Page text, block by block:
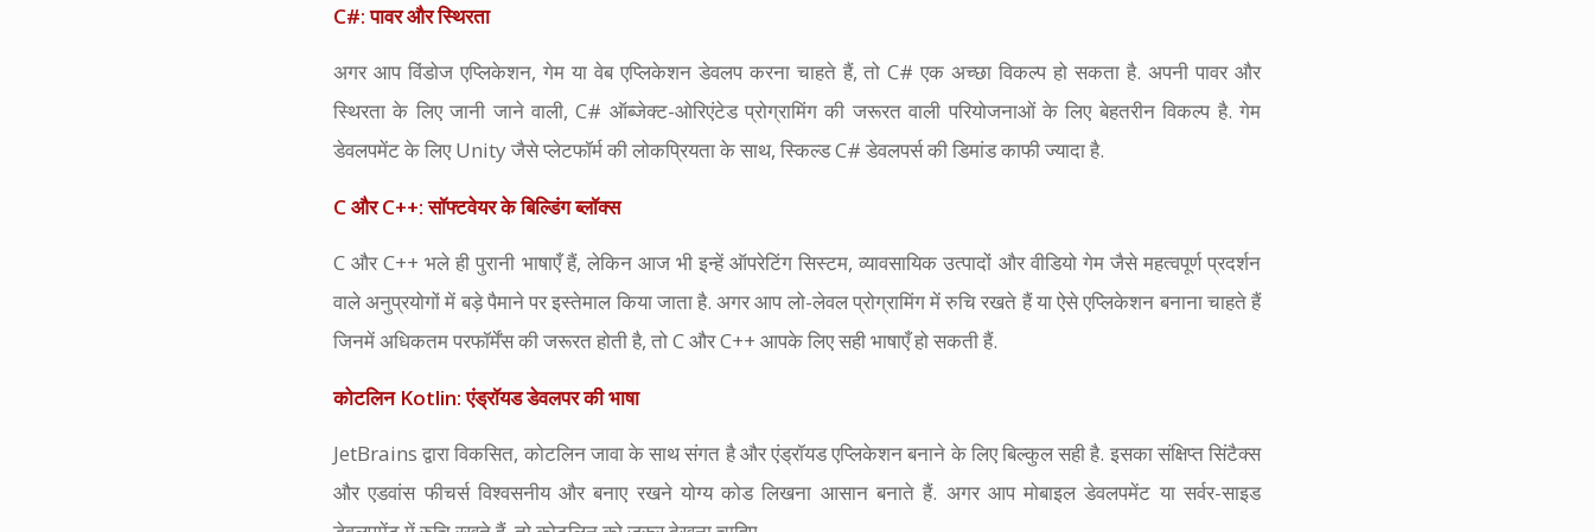
C#: पावर और स्थिरता
अगर आप विंडोज एप्लिकेशन, गेम या वेब एप्लिकेशन डेवलप करना चाहते हैं, तो C# एक अच्छा विकल्प हो सकता है. अपनी पावर और
स्थिरता के लिए जानी जाने वाली, C# ऑब्जेक्ट-ओरिएंटेड प्रोग्रामिंग की जरूरत वाली परियोजनाओं के लिए बेहतरीन विकल्प है. गेम
डेवलपमेंट के लिए Unity जैसे प्लेटफॉर्म की लोकप्रियता के साथ, स्किल्ड C# डेवलपर्स की डिमांड काफी ज्यादा है.
C और C++: सॉफ्टवेयर के बिल्डिंग ब्लॉक्स
C और C++ भले ही पुरानी भाषाएँ हैं, लेकिन आज भी इन्हें ऑपरेटिंग सिस्टम, व्यावसायिक उत्पादों और वीडियो गेम जैसे महत्वपूर्ण प्रदर्शन
वाले अनुप्रयोगों में बड़े पैमाने पर इस्तेमाल किया जाता है. अगर आप लो-लेवल प्रोग्रामिंग में रुचि रखते हैं या ऐसे एप्लिकेशन बनाना चाहते हैं
जिनमें अधिकतम परफॉर्मेंस की जरूरत होती है, तो C और C++ आपके लिए सही भाषाएँ हो सकती हैं.
कोटलिन Kotlin: एंड्रॉयड डेवलपर की भाषा
JetBrains द्वारा विकसित, कोटलिन जावा के साथ संगत है और एंड्रॉयड एप्लिकेशन बनाने के लिए बिल्कुल सही है. इसका संक्षिप्त सिंटैक्स
और एडवांस फीचर्स विश्वसनीय और बनाए रखने योग्य कोड लिखना आसान बनाते हैं. अगर आप मोबाइल डेवलपमेंट या सर्वर-साइड